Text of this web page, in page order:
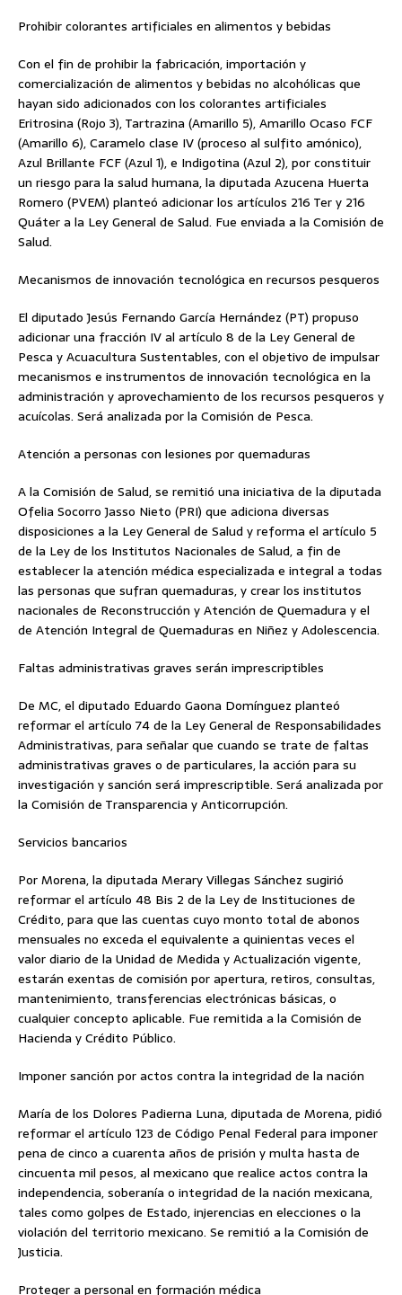
Prohibir colorantes artificiales en alimentos y bebidas
Con el fin de prohibir la fabricación, importación y
comercialización de alimentos y bebidas no alcohólicas que
hayan sido adicionados con los colorantes artificiales
Eritrosina (Rojo 3), Tartrazina (Amarillo 5), Amarillo Ocaso FCF
(Amarillo 6), Caramelo clase IV (proceso al sulfito amónico),
Azul Brillante FCF (Azul 1), e Indigotina (Azul 2), por constituir
un riesgo para la salud humana, la diputada Azucena Huerta
Romero (PVEM) planteó adicionar los artículos 216 Ter y 216
Quáter a la Ley General de Salud. Fue enviada a la Comisión de
Salud.
Mecanismos de innovación tecnológica en recursos pesqueros
El diputado Jesús Fernando García Hernández (PT) propuso
adicionar una fracción IV al artículo 8 de la Ley General de
Pesca y Acuacultura Sustentables, con el objetivo de impulsar
mecanismos e instrumentos de innovación tecnológica en la
administración y aprovechamiento de los recursos pesqueros y
acuícolas. Será analizada por la Comisión de Pesca.
Atención a personas con lesiones por quemaduras
A la Comisión de Salud, se remitió una iniciativa de la diputada
Ofelia Socorro Jasso Nieto (PRI) que adiciona diversas
disposiciones a la Ley General de Salud y reforma el artículo 5
de la Ley de los Institutos Nacionales de Salud, a fin de
establecer la atención médica especializada e integral a todas
las personas que sufran quemaduras, y crear los institutos
nacionales de Reconstrucción y Atención de Quemadura y el
de Atención Integral de Quemaduras en Niñez y Adolescencia.
Faltas administrativas graves serán imprescriptibles
De MC, el diputado Eduardo Gaona Domínguez planteó
reformar el artículo 74 de la Ley General de Responsabilidades
Administrativas, para señalar que cuando se trate de faltas
administrativas graves o de particulares, la acción para su
investigación y sanción será imprescriptible. Será analizada por
la Comisión de Transparencia y Anticorrupción.
Servicios bancarios
Por Morena, la diputada Merary Villegas Sánchez sugirió
reformar el artículo 48 Bis 2 de la Ley de Instituciones de
Crédito, para que las cuentas cuyo monto total de abonos
mensuales no exceda el equivalente a quinientas veces el
valor diario de la Unidad de Medida y Actualización vigente,
estarán exentas de comisión por apertura, retiros, consultas,
mantenimiento, transferencias electrónicas básicas, o
cualquier concepto aplicable. Fue remitida a la Comisión de
Hacienda y Crédito Público.
Imponer sanción por actos contra la integridad de la nación
María de los Dolores Padierna Luna, diputada de Morena, pidió
reformar el artículo 123 de Código Penal Federal para imponer
pena de cinco a cuarenta años de prisión y multa hasta de
cincuenta mil pesos, al mexicano que realice actos contra la
independencia, soberanía o integridad de la nación mexicana,
tales como golpes de Estado, injerencias en elecciones o la
violación del territorio mexicano. Se remitió a la Comisión de
Justicia.
Proteger a personal en formación médica